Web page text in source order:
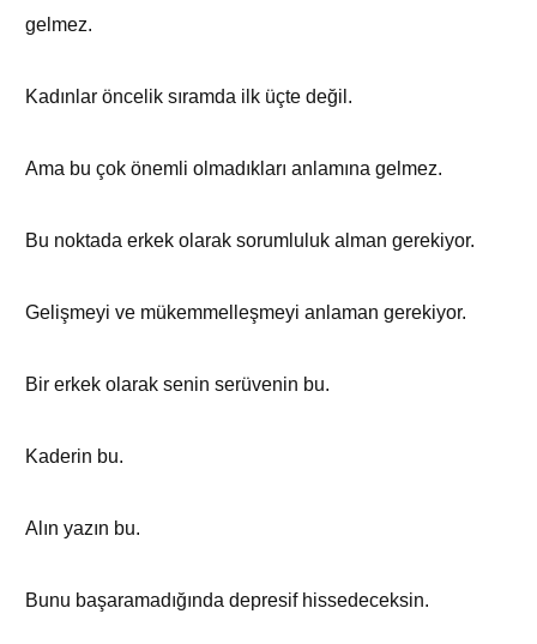
gelmez.
Kadınlar öncelik sıramda ilk üçte değil.
Ama bu çok önemli olmadıkları anlamına gelmez.
Bu noktada erkek olarak sorumluluk alman gerekiyor.
Gelişmeyi ve mükemmelleşmeyi anlaman gerekiyor.
Bir erkek olarak senin serüvenin bu.
Kaderin bu.
Alın yazın bu.
Bunu başaramadığında depresif hissedeceksin.